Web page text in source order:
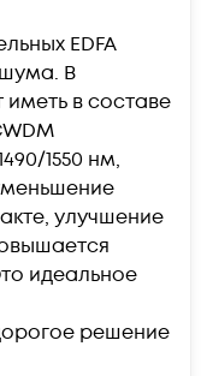
EDFA
В
в составе
1550 нм,
улучшение
идеальное
решение